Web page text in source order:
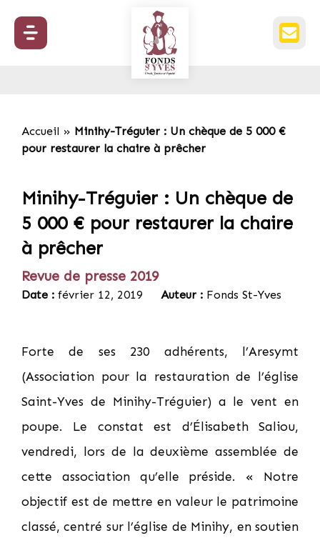
Accueil » Minihy-Tréguier : Un chèque de 5 000 €
pour restaurer la chaire à prêcher
Minihy-Tréguier : Un chèque de
5 000 € pour restaurer la chaire
à prêcher
Revue de presse 2019
Date : février 12, 2019 Auteur : Fonds St-Yves
Forte de ses 230 adhérents, l’Aresymt
(Association pour la restauration de l’église
Saint-Yves de Minihy-Tréguier) a le vent en
poupe. Le constat est d’Élisabeth Saliou,
vendredi, lors de la deuxième assemblée de
cette association qu’elle préside. « Notre
objectif est de mettre en valeur le patrimoine
classé, centré sur l’église de Minihy, en soutien